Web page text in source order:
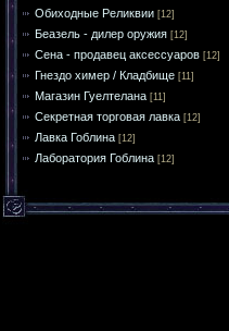
Обиходные Реликвии [12]
Беазель - дилер оружия [12]
Сена - продавец аксессуаров [12]
Гнездо химер / Кладбище [11]
Магазин Гуелтелана [11]
Секретная торговая лавка [12]
Лавка Гоблина [12]
Лаборатория Гоблина [12]